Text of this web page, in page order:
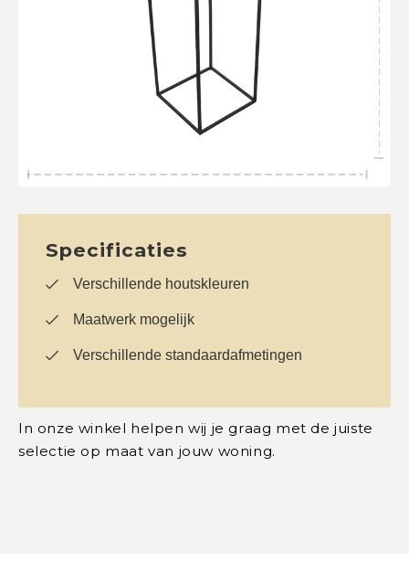
Specificaties
Verschillende houtskleuren
Maatwerk mogelijk
Verschillende standaardafmetingen
In onze winkel helpen wij je graag met de juiste
selectie op maat van jouw woning.